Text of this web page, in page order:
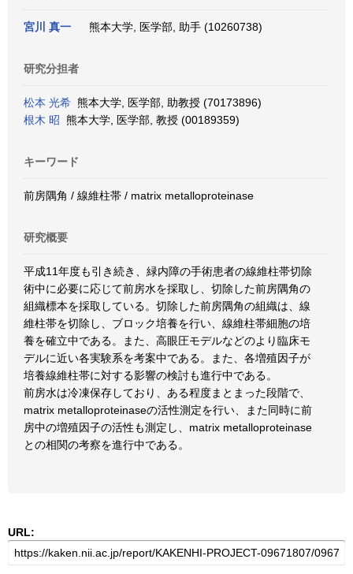
宮川 真一 熊本大学, 医学部, 助手 (10260738)
研究分担者
松本 光希 熊本大学, 医学部, 助教授 (70173896)
根木 昭 熊本大学, 医学部, 教授 (00189359)
キーワード
前房隅角 / 線維柱帯 / matrix metalloproteinase
研究概要
平成11年度も引き続き、緑内障の手術患者の線維柱帯切除
術中に必要に応じて前房水を採取し、切除した前房隅角の
組織標本を採取している。切除した前房隅角の組織は、線
維柱帯を切除し、ブロック培養を行い、線維柱帯細胞の培
養を確立中である。また、高眼圧モデルなどのより臨床モ
デルに近い各実験系を考案中である。また、各増殖因子が
培養線維柱帯に対する影響の検討も進行中である。
前房水は冷凍保存しており、ある程度まとまった段階で、
matrix metalloproteinaseの活性測定を行い、また同時に前
房中の増殖因子の活性も測定し、matrix metalloproteinase
との相関の考察を進行中である。
URL: